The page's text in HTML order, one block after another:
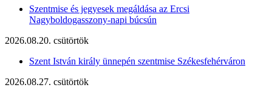
Szentmise és jegyesek megáldása az Ercsi
Nagyboldogasszony-napi búcsún
2026.08.20. csütörtök
Szent István király ünnepén szentmise Székesfehérváron
2026.08.27. csütörtök